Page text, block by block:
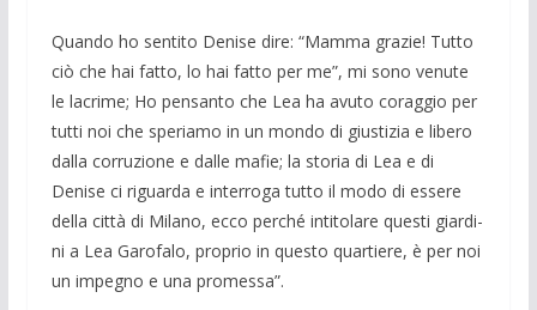
Quando ho sentito Denise dire: “Mamma grazie! Tutto
ciò che hai fat­to, lo hai fatto per me”, mi sono venute
le lacrime; Ho pensanto che Lea ha avu­to coraggio per
tutti noi che speriamo in un mondo di giustizia e libero
dalla corru­zione e dalle mafie; la storia di Lea e di
Denise ci riguarda e interroga tutto il modo di essere
della città di Mi­lano, ecco perché intitolare questi giardi­
ni a Lea Garofalo, proprio in questo quartie­re, è per noi
un impegno e una promessa”.